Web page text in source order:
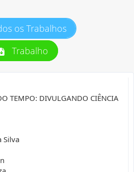
os Trabalhos
Trabalho
TEMPO: DIVULGANDO CIÊNCIA
Silva